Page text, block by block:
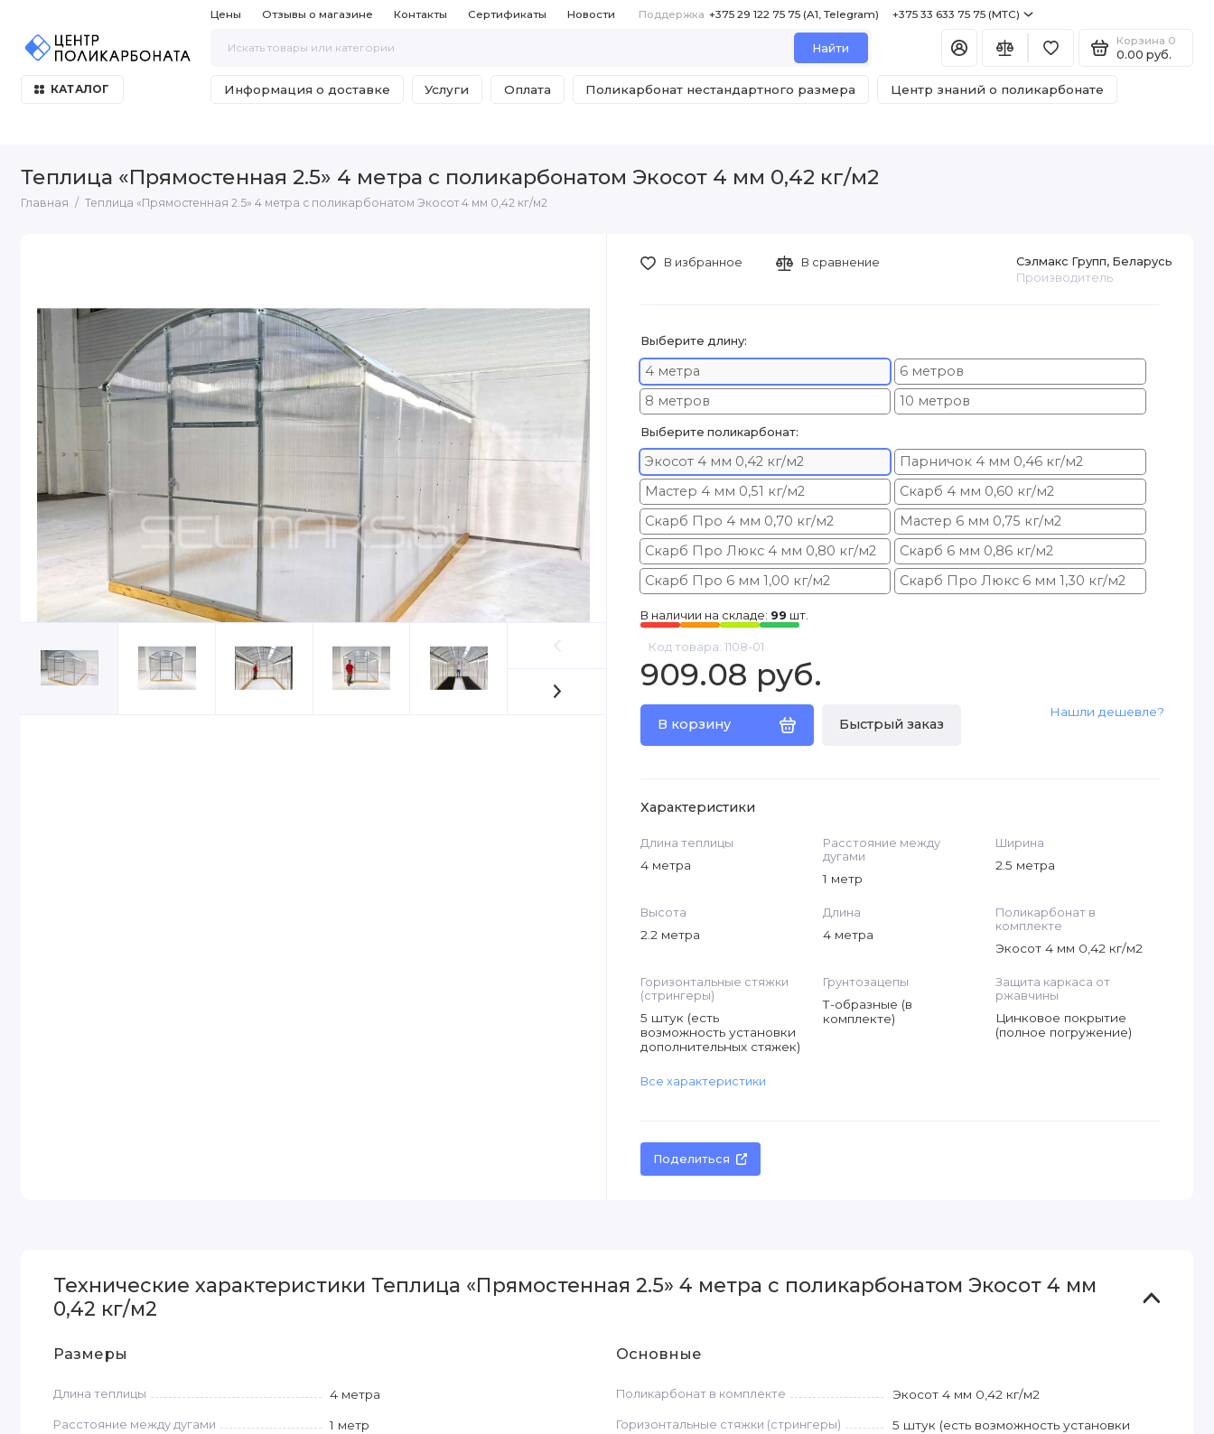
Цены Отзывы о магазине Контакты Сертификаты Новости Поддержка +375 29 122 75 75 (A1, Telegram) +375 33 633 75 75 (МТС)
Найти
Корзина 0
0.00 руб.
КАТАЛОГ Информация о доставке Услуги Оплата Поликарбонат нестандартного размера Центр знаний о поликарбонате
Теплица «Прямостенная 2.5» 4 метра с поликарбонатом Экосот 4 мм 0,42 кг/м2
Главная Теплица «Прямостенная 2.5» 4 метра с поликарбонатом Экосот 4 мм 0,42 кг/м2
В наличии на складе: 99 шт.
Код товара: 1108-01
Сэлмакс Групп, Беларусь
Производитель
909.08 руб.
В корзину Быстрый заказ
Нашли дешевле?
В избранное В сравнение
Выберите длину:
4 метра
6 метров
8 метров
10 метров
Выберите поликарбонат:
Экосот 4 мм 0,42 кг/м2
Парничок 4 мм 0,46 кг/м2
Мастер 4 мм 0,51 кг/м2
Скарб 4 мм 0,60 кг/м2
Скарб Про 4 мм 0,70 кг/м2
Мастер 6 мм 0,75 кг/м2
Скарб Про Люкс 4 мм 0,80 кг/м2
Скарб 6 мм 0,86 кг/м2
Скарб Про 6 мм 1,00 кг/м2
Скарб Про Люкс 6 мм 1,30 кг/м2
Характеристики
Длина теплицы
4 метра
Расстояние между
дугами
1 метр
Ширина
2.5 метра
Высота
2.2 метра
Длина
4 метра
Поликарбонат в
комплекте
Экосот 4 мм 0,42 кг/м2
Горизонтальные стяжки
(стрингеры)
5 штук (есть
возможность установки
дополнительных стяжек)
Грунтозацепы
Т-образные (в
комплекте)
Защита каркаса от
ржавчины
Цинковое покрытие
(полное погружение)
Все характеристики
Поделиться
Технические характеристики Теплица «Прямостенная 2.5» 4 метра с поликарбонатом Экосот 4 мм
0,42 кг/м2
Размеры
Длина теплицы 4 метра
Расстояние между дугами 1 метр
Основные
Поликарбонат в комплекте Экосот 4 мм 0,42 кг/м2
Горизонтальные стяжки (стрингеры)
5 штук (есть возможность установки